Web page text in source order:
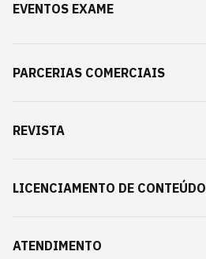
EVENTOS EXAME
PARCERIAS COMERCIAIS
REVISTA
LICENCIAMENTO DE CONTEÚDO
ATENDIMENTO